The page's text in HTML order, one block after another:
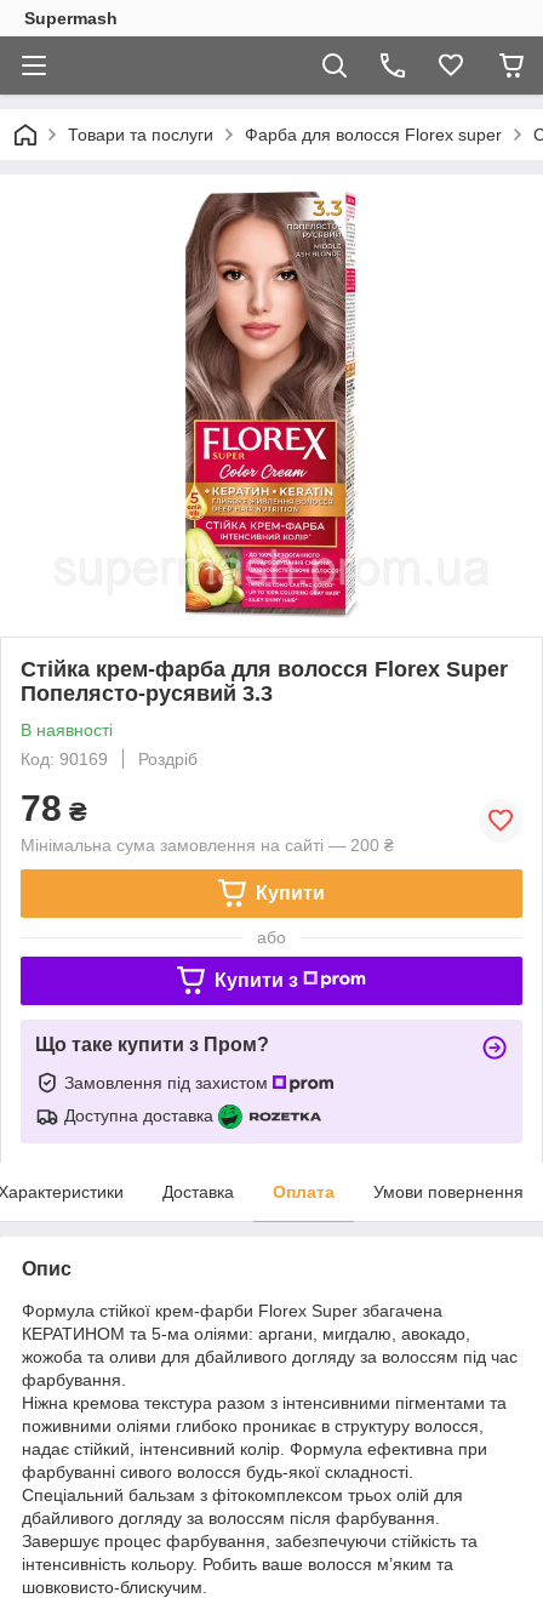
Supermash
Товари та послуги Фарба для волосся Florex super
Стійка крем-фарба для волосся Florex Super
Попелясто-русявий 3.3
В наявності
Код: 90169
Роздріб
78 ₴
Мінімальна сума замовлення на сайті — 200 ₴
Купити
або
Купити з
Що таке купити з Пром?
Замовлення під захистом
Доступна доставка
Доставка Оплата Умови повернення
Опис
Формула стійкої крем-фарби Florex Super збагачена
КЕРАТИНОМ та 5-ма оліями: аргани, мигдалю, авокадо,
жожоба та оливи для дбайливого догляду за волоссям під час
фарбування.
Ніжна кремова текстура разом з інтенсивними пігментами та
поживними оліями глибоко проникає в структуру волосся,
надає стійкий, інтенсивний колір. Формула ефективна при
фарбуванні сивого волосся будь-якої складності.
Спеціальний бальзам з фітокомплексом трьох олій для
дбайливого догляду за волоссям після фарбування.
Завершує процес фарбування, забезпечуючи стійкість та
інтенсивність кольору. Робить ваше волосся м’яким та
шовковисто-блискучим.